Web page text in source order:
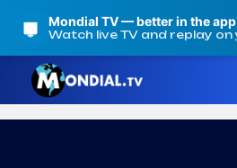
Mondial TV — better in the app